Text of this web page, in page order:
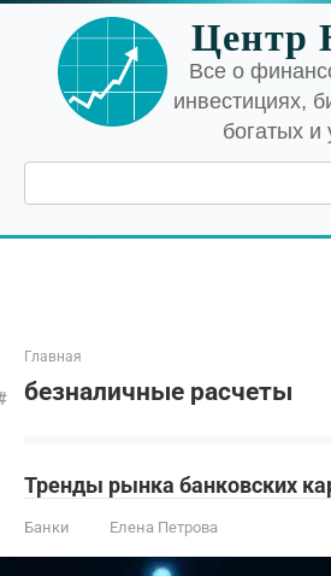
Перейти
контенту
Центр
Все о
инвестициях,
богатых
Поиск:
Главная
безналичные расчеты
Тренды рынка банковских
Банки Елена Петрова